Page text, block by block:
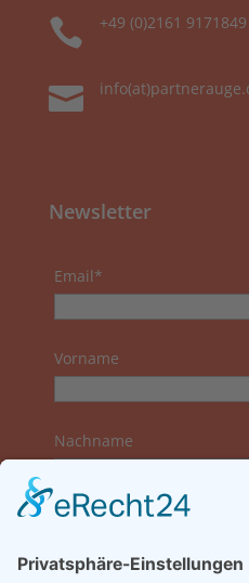
 +49 (0)2161 9171849

Newsletter
Email*
Vorname
Nachname
Datenschutzerklärung zur